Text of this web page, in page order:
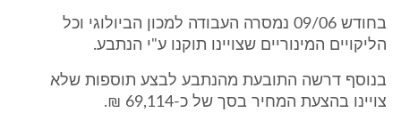
בחודש 09/06 נמסרה העבודה למכון הביולוגי וכל
הליקויים המינוריים שצויינו תוקנו ע"י הנתבע.
בנוסף דרשה התובעת מהנתבע לבצע תוספות שלא
צויינו בהצעת המחיר בסך של כ-69,114 ₪.